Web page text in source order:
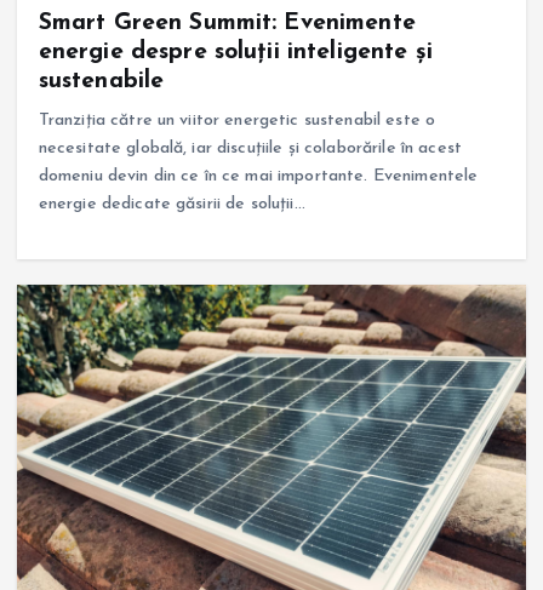
Smart Green Summit: Evenimente
energie despre soluții inteligente și
sustenabile
Tranziția către un viitor energetic sustenabil este o
necesitate globală, iar discuțiile și colaborările în acest
domeniu devin din ce în ce mai importante. Evenimentele
energie dedicate găsirii de soluții…